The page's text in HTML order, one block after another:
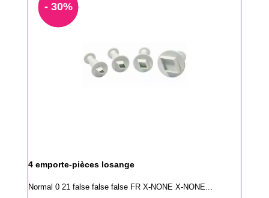
- 30%
4 emporte-pièces losange
Normal 0 21 false false false FR X-NONE X-NONE...